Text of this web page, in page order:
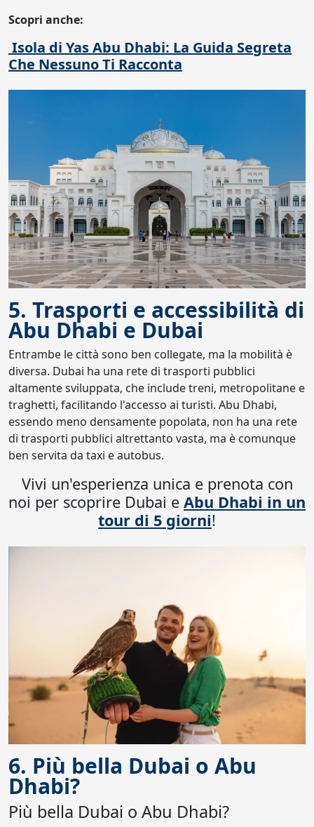
Scopri anche:
Isola di Yas Abu Dhabi: La Guida Segreta
Che Nessuno Ti Racconta
5. Trasporti e accessibilità di
Abu Dhabi e Dubai
Entrambe le città sono ben collegate, ma la mobilità è
diversa. Dubai ha una rete di trasporti pubblici
altamente sviluppata, che include treni, metropolitane e
traghetti, facilitando l'accesso ai turisti. Abu Dhabi,
essendo meno densamente popolata, non ha una rete
di trasporti pubblici altrettanto vasta, ma è comunque
ben servita da taxi e autobus.
Vivi un'esperienza unica e prenota con
noi per scoprire Dubai e Abu Dhabi in un
tour di 5 giorni!
6. Più bella Dubai o Abu
Dhabi?
Più bella Dubai o Abu Dhabi?